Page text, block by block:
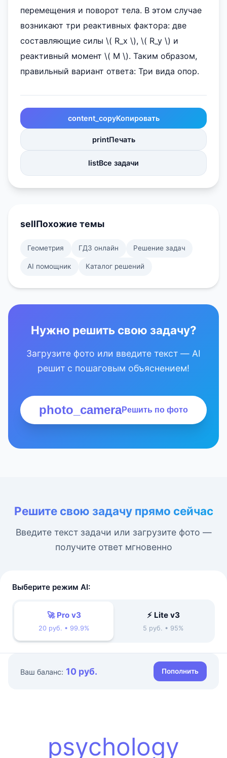
перемещения и поворот тела. В этом случае
возникают три реактивных фактора: две
составляющие силы \( R_x \), \( R_y \) и
реактивный момент \( M \). Таким образом,
правильный вариант ответа: Три вида опор.
content_copyКопировать
printПечать
listВсе задачи
sellПохожие темы
Геометрия ГДЗ онлайн Решение задач
AI помощник Каталог решений
Нужно решить свою задачу?
Загрузите фото или введите текст — AI
решит с пошаговым объяснением!
photo_cameraРешить по фото
Решите свою задачу прямо сейчас
Введите текст задачи или загрузите фото —
получите ответ мгновенно
Выберите режим AI:
🚀 Pro v3
20 руб. • 99.9%
⚡ Lite v3
5 руб. • 95%
Ваш баланс: 10 руб. Пополнить
psychology